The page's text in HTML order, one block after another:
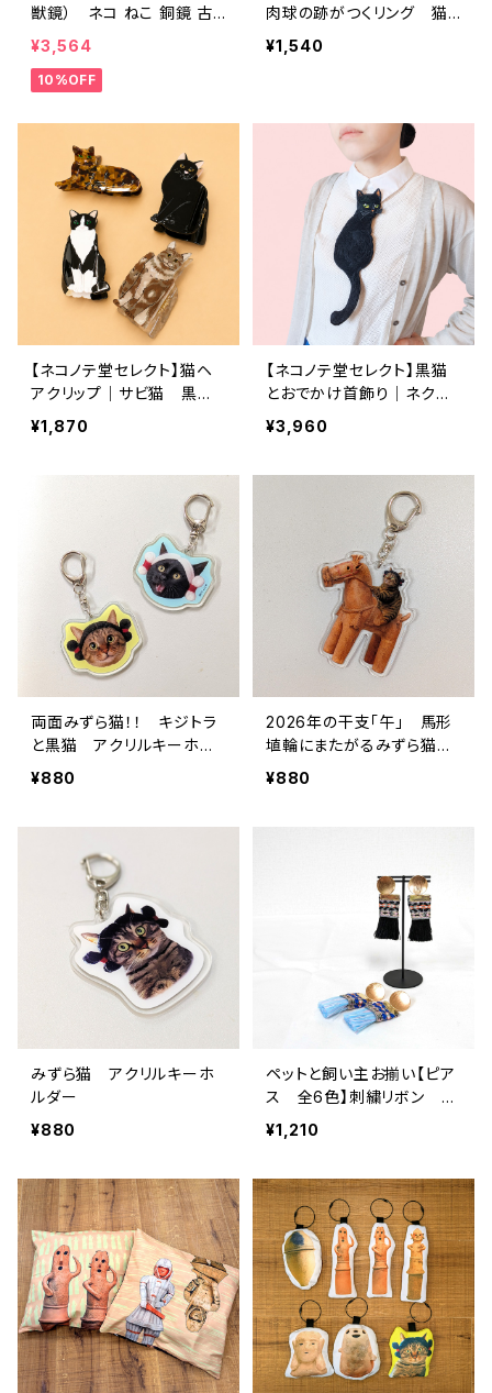
獣鏡） ネコ ねこ 銅鏡 古
代 貫頭衣 古墳
¥3,564
10%OFF
肉球の跡がつくリング 猫
好きさんのための指輪 オ
ープンリング
¥1,540
【ネコノテ堂セレクト】猫ヘ
アクリップ｜サビ猫 黒
猫 ハチワレ メインクー
ン ノルウェージャンフォレ
¥1,870
【ネコノテ堂セレクト】黒猫
とおでかけ首飾り｜ネクタ
イ ネックレス 猫 刺
繍 パッチ 男女兼用
¥3,960
両面みずら猫！！ キジトラ
と黒猫 アクリルキーホル
ダー
¥880
2026年の干支「午」 馬形
埴輪にまたがるみずら猫
アクリルキーホルダー
¥880
みずら猫 アクリルキーホ
ルダー
¥880
ペットと飼い主お揃い【ピア
ス 全6色】刺繍リボン ピ
ンク・ミントグリーン・オレン
ジ・ブルー・ブラック・スパン
ジ バステト神
¥1,210